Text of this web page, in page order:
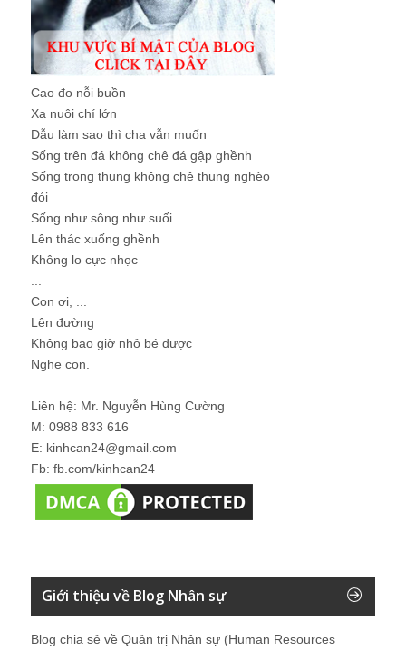
Cao đo nỗi buồn
Xa nuôi chí lớn
Dẫu làm sao thì cha vẫn muốn
Sống trên đá không chê đá gập ghềnh
Sống trong thung không chê thung nghèo
đói
Sống như sông như suối
Lên thác xuống ghềnh
Không lo cực nhọc
Con ơi, ...
Lên đường
Không bao giờ nhỏ bé được
Nghe con.
Liên hệ: Mr. Nguyễn Hùng Cường
M: 0988 833 616
E: kinhcan24@gmail.com
Fb: fb.com/kinhcan24
Giới thiệu về Blog Nhân sự
Blog chia sẻ về Quản trị Nhân sự (Human Resources